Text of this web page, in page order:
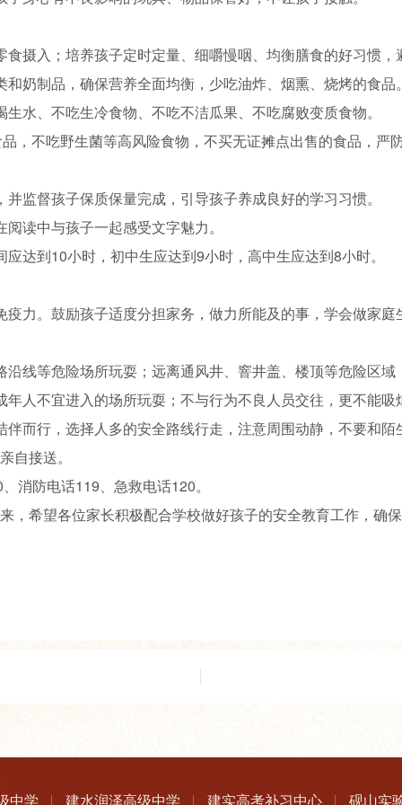
摄入；培养孩子定时定量、细嚼慢咽、均衡膳食的好习惯
奶制品，确保营养全面均衡，少吃油炸、烟熏、烧烤的食品
水、不吃生冷食物、不吃不洁瓜果、不吃腐败变质食物。
，不吃野生菌等高风险食物，不买无证摊点出售的食品，严
监督孩子保质保量完成，引导孩子养成良好的学习习惯。
读中与孩子一起感受文字魅力。
达到10小时，初中生应达到9小时，高中生应达到8小时。
力。鼓励孩子适度分担家务，做力所能及的事，学会做家庭
线等危险场所玩耍；远离通风井、窨井盖、楼顶等危险区
人不宜进入的场所玩耍；不与行为不良人员交往，更不能
而行，选择人多的安全路线行走，注意周围动静，不要和
自接送。
消防电话119、急救电话120。
，希望各位家长积极配合学校做好孩子的安全教育工作，确
中学 建水润泽高级中学 建实高考补习中心 砚山实